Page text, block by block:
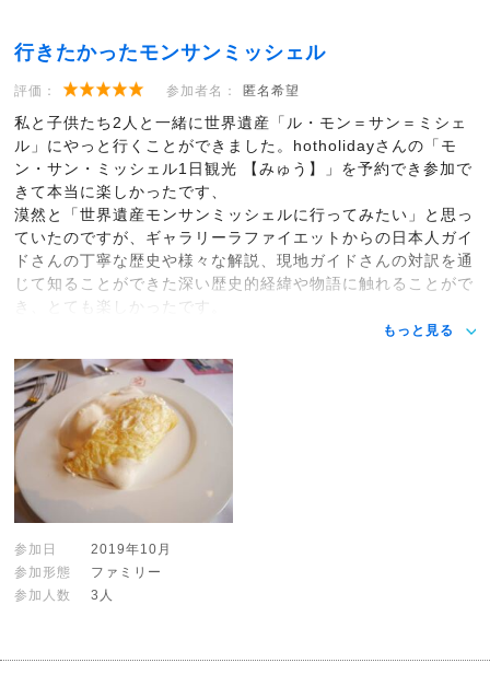
行きたかったモンサンミッシェル
評価： 参加者名： 匿名希望
私と子供たち2人と一緒に世界遺産「ル・モン＝サン＝ミシェ
ル」にやっと行くことができました。hotholidayさんの「モ
ン・サン・ミッシェル1日観光 【みゅう】」を予約でき参加で
きて本当に楽しかったです、
漠然と「世界遺産モンサンミッシェルに行ってみたい」と思っ
ていたのですが、ギャラリーラファイエットからの日本人ガイ
ドさんの丁寧な歴史や様々な解説、現地ガイドさんの対訳を通
じて知ることができた深い歴史的経緯や物語に触れることがで
き、とても楽しかったです。
もっと見る
参加日
2019年10月
参加形態
ファミリー
参加人数
3人